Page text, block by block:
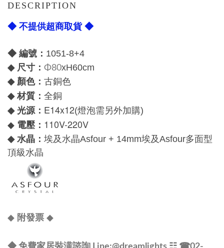
DESCRIPTION
◆ 不提供超商取貨 ◆
◆ 編號： 1051-8+4
◆ 尺寸： Φ80xH60cm
◆ 顏色： 古銅色
◆ 材質： 全銅
◆ 光源： E14x12(燈泡需另外加購)
◆ 電壓： 110V-220V
◆ 水晶： 埃及水晶Asfour + 14mm埃及Asfour多面型
頂級水晶
◆ 附發票◆